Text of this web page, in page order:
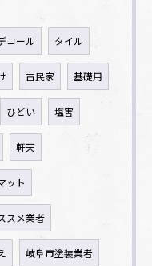
コール タイル
古民家 基礎用
ひどい 塩害
軒天
ット
スメ業者
岐阜市塗装業者